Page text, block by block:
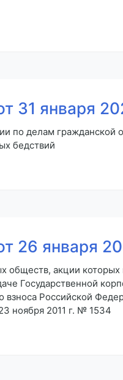
31 января
по делам гражданской
бедствий
26 января
обществ, акции которых
Государственной
взноса Российской
ноября 2011 г. № 1534